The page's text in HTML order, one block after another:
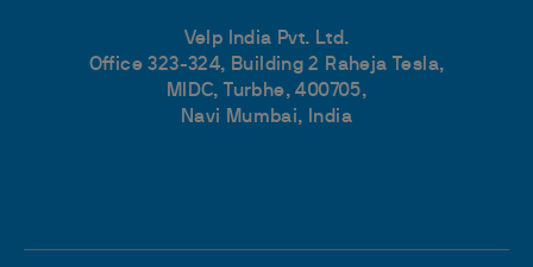
Velp India Pvt. Ltd.
Office 323-324, Building 2 Raheja Tesla,
MIDC, Turbhe, 400705,
Navi Mumbai, India